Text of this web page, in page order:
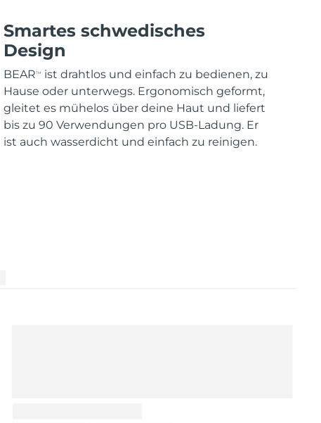
Smartes schwedisches
Design
BEARTM
ist drahtlos und einfach zu bedienen, zu
Hause oder unterwegs. Ergonomisch geformt,
gleitet es mühelos über deine Haut und liefert
bis zu 90 Verwendungen pro USB-Ladung. Er
ist auch wasserdicht und einfach zu reinigen.